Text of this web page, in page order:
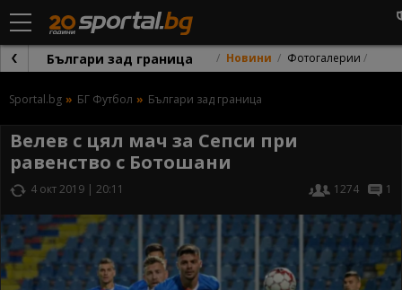
Българи зад граница Новини Фотогалерии
Sportal.bg БГ Футбол Българи зад граница
Велев с цял мач за Сепси при
равенство с Ботошани
4 окт 2019 | 20:11 1274 1